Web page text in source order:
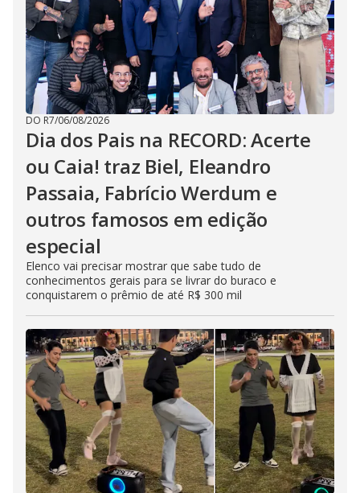
DO R7/06/08/2026
Dia dos Pais na RECORD: Acerte
ou Caia! traz Biel, Eleandro
Passaia, Fabrício Werdum e
outros famosos em edição
especial
Elenco vai precisar mostrar que sabe tudo de
conhecimentos gerais para se livrar do buraco e
conquistarem o prêmio de até R$ 300 mil